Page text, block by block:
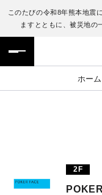
このたびの令和8年熊本地震
ますとともに、被災地の
ホーム
フロアガイド
施設案内・アク
TAX FREE
ENGLISH
繁体字
日本語
2F